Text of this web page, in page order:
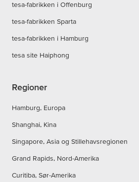
tesa-fabrikken i Offenburg
tesa-fabrikken Sparta
tesa-fabrikken i Hamburg
tesa site Haiphong
Regioner
Hamburg, Europa
Shanghai, Kina
Singapore, Asia og Stillehavsregionen
Grand Rapids, Nord-Amerika
Curitiba, Sør-Amerika